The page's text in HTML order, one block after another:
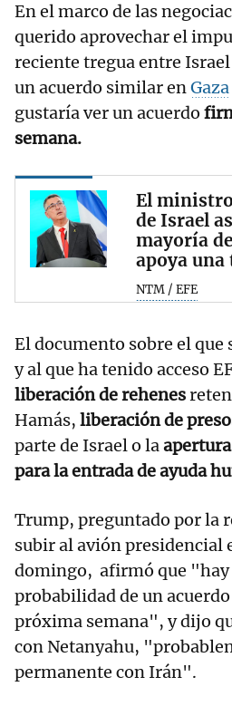
En el marco de las
querido aprovechar el
reciente tregua entre
un acuerdo similar enGaza
gustaría ver un acuerdo
semana.
El
de Israel
mayoría
apoya una
NTM / EFE
El documento sobre el que
y al que ha tenido acceso
liberación de rehenes
Hamás, liberación de
parte de Israel o la
para la entrada de ayuda
Trump, preguntado por la
subir al avión presidencial
domingo, afirmó que "hay
probabilidad de un
próxima semana", y dijo
con Netanyahu,
permanente con Irán".